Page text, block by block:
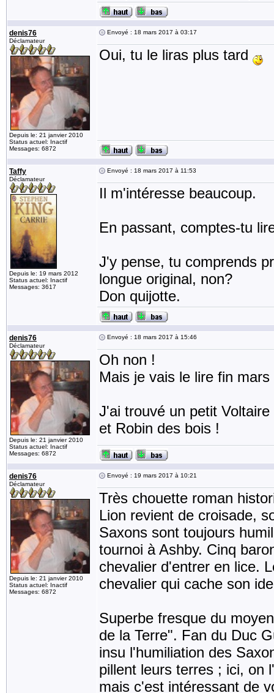
denis76
Déclamateur
Depuis le: 21 janvier 2010
Status actuel: Inactif
Messages: 6872
Envoyé : 18 mars 2017 à 03:17
Oui, tu le liras plus tard
Taffy
Déclamateur
Depuis le: 19 mars 2012
Status actuel: Inactif
Messages: 3617
Envoyé : 18 mars 2017 à 11:53
Il m'intéresse beaucoup.
En passant, comptes-tu
J'y pense, tu comprends
longue original, non?
Don quijotte.
denis76
Déclamateur
Depuis le: 21 janvier 2010
Status actuel: Inactif
Messages: 6872
Envoyé : 18 mars 2017 à 15:46
Oh non !
Mais je vais le lire fin
J'ai trouvé un petit
et Robin des bois !
denis76
Déclamateur
Depuis le: 21 janvier 2010
Status actuel: Inactif
Messages: 6872
Envoyé : 19 mars 2017 à 10:21
Très chouette roman
Lion revient de croisade,
Saxons sont toujours
tournoi à Ashby. Cinq
chevalier d'entrer en lice.
chevalier qui cache son
Superbe fresque du
de la Terre". Fan du Duc
insu l'humiliation des
pillent leurs terres ; ici, on
mais c'est intéressant de